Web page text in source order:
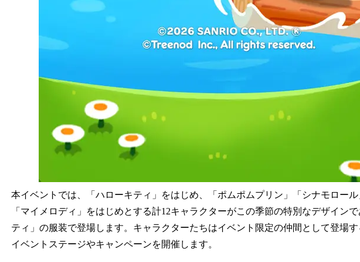
本イベントでは、「ハローキティ」をはじめ、「ポムポムプリン」「シナモロー
「マイメロディ」をはじめとする計12キャラクターがこの季節の特別なデザイン
ティ」の服装で登場します。キャラクターたちはイベント限定の仲間として登場
イベントステージやキャンペーンを開催します。